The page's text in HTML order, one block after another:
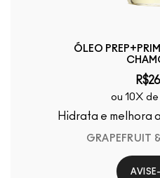
ÓLEO
ou 10X
Hidrata e melhora
GRAPEFRUIT